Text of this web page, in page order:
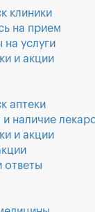
клиники
на прием
на услуги
и акции
аптеки
наличие
и акции
ответы